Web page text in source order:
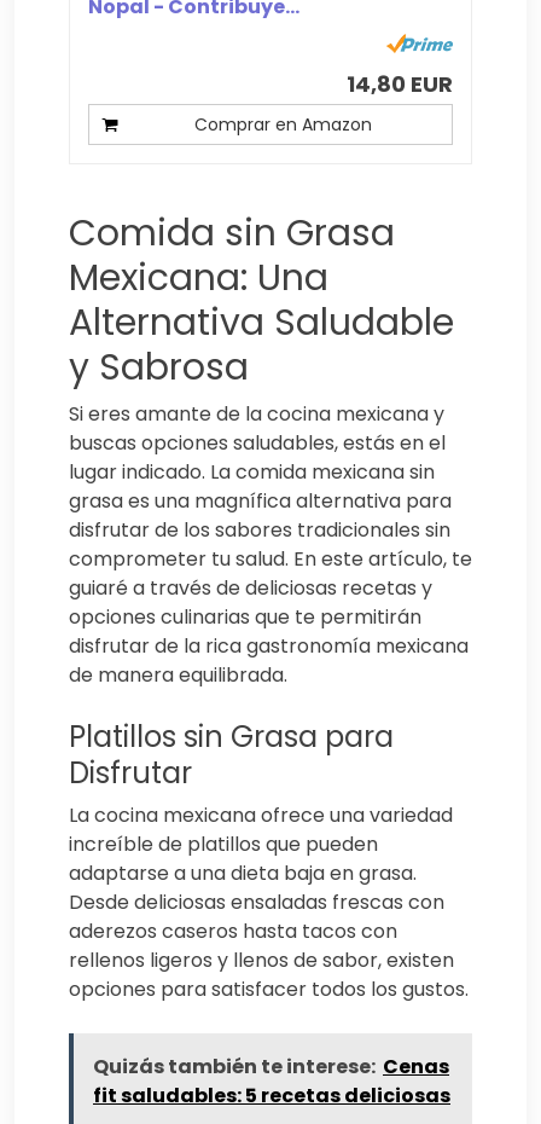
Nopal - Contribuye...
14,80 EUR
Comprar en Amazon
Comida sin Grasa
Mexicana: Una
Alternativa Saludable
y Sabrosa
Si eres amante de la cocina mexicana y
buscas opciones saludables, estás en el
lugar indicado. La comida mexicana sin
grasa es una magnífica alternativa para
disfrutar de los sabores tradicionales sin
comprometer tu salud. En este artículo, te
guiaré a través de deliciosas recetas y
opciones culinarias que te permitirán
disfrutar de la rica gastronomía mexicana
de manera equilibrada.
Platillos sin Grasa para
Disfrutar
La cocina mexicana ofrece una variedad
increíble de platillos que pueden
adaptarse a una dieta baja en grasa.
Desde deliciosas ensaladas frescas con
aderezos caseros hasta tacos con
rellenos ligeros y llenos de sabor, existen
opciones para satisfacer todos los gustos.
Quizás también te interese: Cenas
fit saludables: 5 recetas deliciosas